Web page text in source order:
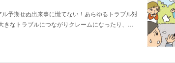
予期せぬ出来事に慌てない！あらゆるトラブル対
きなトラブルにつながりクレームになったり、…